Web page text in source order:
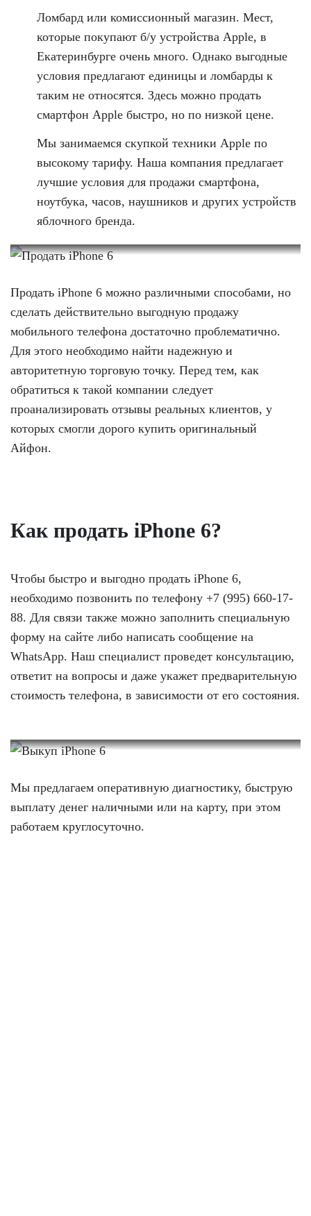
Ломбард или комиссионный магазин. Мест,
которые покупают б/у устройства Apple, в
Екатеринбурге очень много. Однако выгодные
условия предлагают единицы и ломбарды к
таким не относятся. Здесь можно продать
смартфон Apple быстро, но по низкой цене.
Мы занимаемся скупкой техники Apple по
высокому тарифу. Наша компания предлагает
лучшие условия для продажи смартфона,
ноутбука, часов, наушников и других устройств
яблочного бренда.
Продать iPhone 6 можно различными способами, но
сделать действительно выгодную продажу
мобильного телефона достаточно проблематично.
Для этого необходимо найти надежную и
авторитетную торговую точку. Перед тем, как
обратиться к такой компании следует
проанализировать отзывы реальных клиентов, у
которых смогли дорого купить оригинальный
Айфон.
Как продать iPhone 6?
Чтобы быстро и выгодно продать iPhone 6,
необходимо позвонить по телефону +7 (995) 660-17-
88. Для связи также можно заполнить специальную
форму на сайте либо написать сообщение на
WhatsApp. Наш специалист проведет консультацию,
ответит на вопросы и даже укажет предварительную
стоимость телефона, в зависимости от его состояния.
Мы предлагаем оперативную диагностику, быструю
выплату денег наличными или на карту, при этом
работаем круглосуточно.